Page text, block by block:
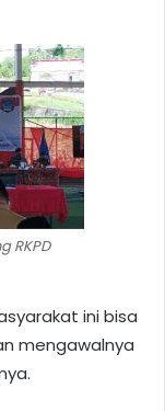
RKPD
ini bisa
mengawalnya